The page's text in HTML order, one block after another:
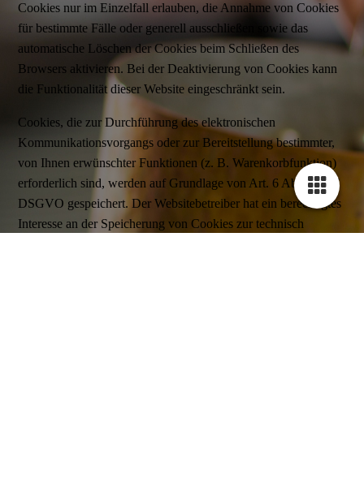
Cookies nur im Einzelfall erlauben, die Annahme von Cookies
für bestimmte Fälle oder generell ausschließen sowie das
automatische Löschen der Cookies beim Schließen des
Browsers aktivieren. Bei der Deaktivierung von Cookies kann
die Funktionalität dieser Website eingeschränkt sein.
Cookies, die zur Durchführung des elektronischen
Kommunikationsvorgangs oder zur Bereitstellung bestimmter,
von Ihnen erwünschter Funktionen (z. B. Warenkorbfunktion)
erforderlich sind, werden auf Grundlage von Art. 6 Abs. 1 lit. f
DSGVO gespeichert. Der Websitebetreiber hat ein berechtigtes
Interesse an der Speicherung von Cookies zur technisch